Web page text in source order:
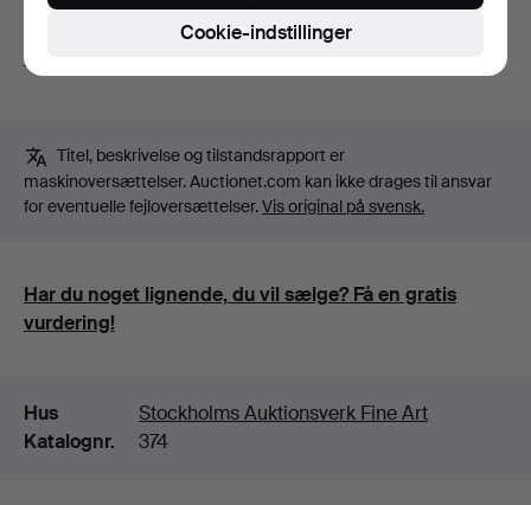
Hammerauktion
Eclectic & Decorative september 2021
Titel, beskrivelse og tilstandsrapport er
maskinoversættelser. Auctionet.com kan ikke drages til ansvar
for eventuelle fejloversættelser.Vis original på svensk.
Har du noget lignende, du vil sælge? Få en gratis
vurdering!
Detaljer
Hus
Stockholms Auktionsverk Fine Art
Katalognr.
374
Cookie-indstillinger